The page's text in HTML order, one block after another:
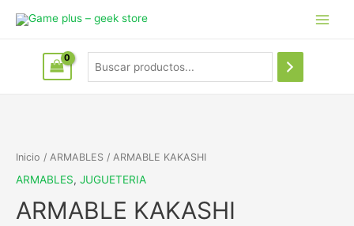
Inicio / ARMABLES / ARMABLE KAKASHI
ARMABLES, JUGUETERIA
ARMABLE KAKASHI